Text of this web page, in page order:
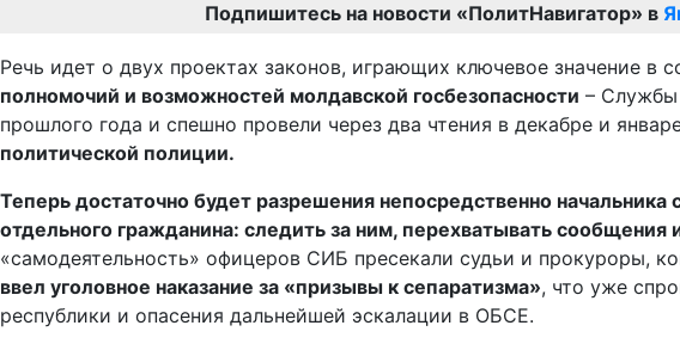
Подпишитесь на новости «ПолитНавигатор» в
Речь идет о двух проектах законов, играющих ключевое значение в
полномочий и возможностей молдавской госбезопасности – Службы
прошлого года и спешно провели через два чтения в декабре и
политической полиции.
Теперь достаточно будет разрешения непосредственно
отдельного гражданина: следить за ним, перехватывать сообщения
«самодеятельность» офицеров СИБ пресекали судьи и прокуроры,
ввел уголовное наказание за «призывы к сепаратизма», что уже
республики и опасения дальнейшей эскалации в ОБСЕ.